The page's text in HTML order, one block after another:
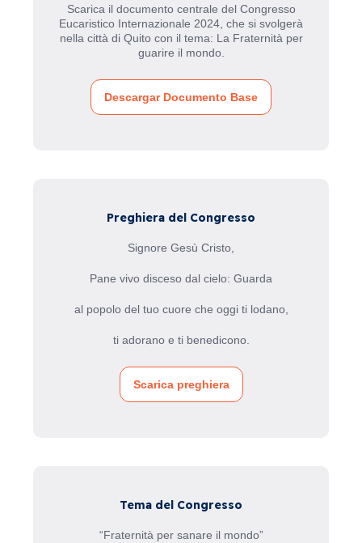
Scarica il documento centrale del Congresso
Eucaristico Internazionale 2024, che si svolgerà
nella città di Quito con il tema: La Fraternità per
guarire il mondo.
Descargar Documento Base
Preghiera del Congresso
Signore Gesù Cristo,
Pane vivo disceso dal cielo: Guarda
al popolo del tuo cuore che oggi ti lodano,
ti adorano e ti benedicono.
Scarica preghiera
Tema del Congresso
“Fraternità per sanare il mondo”